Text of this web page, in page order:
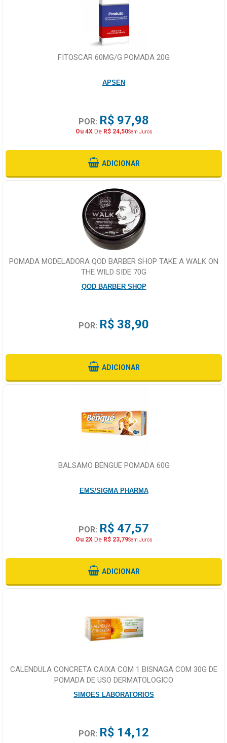
FITOSCAR 60MG/G POMADA 20G
APSEN
POR: R$ 97,98
Ou 4XDe R$ 24,50Sem Juros
ADICIONAR
POMADA MODELADORA QOD BARBER SHOP TAKE A WALK ON
THE WILD SIDE 70G
QOD BARBER SHOP
POR: R$ 38,90
ADICIONAR
BALSAMO BENGUE POMADA 60G
EMS/SIGMA PHARMA
POR: R$ 47,57
Ou 2XDe R$ 23,79Sem Juros
ADICIONAR
CALENDULA CONCRETA CAIXA COM 1 BISNAGA COM 30G DE
POMADA DE USO DERMATOLOGICO
SIMOES LABORATORIOS
POR: R$ 14,12